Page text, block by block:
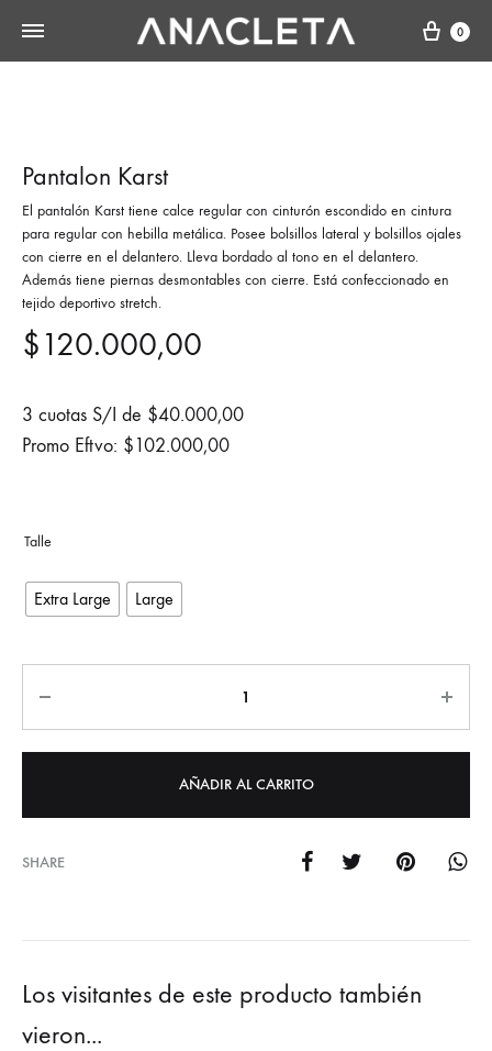
Cart
0
Pantalon Karst
El pantalón Karst tiene calce regular con cinturón escondido en cintura
para regular con hebilla metálica. Posee bolsillos lateral y bolsillos ojales
con cierre en el delantero. Lleva bordado al tono en el delantero.
Además tiene piernas desmontables con cierre. Está confeccionado en
tejido deportivo stretch.
$120.000,00
3 cuotas S/I de $40.000,00
Promo Eftvo: $102.000,00
Extra Large Large
AÑADIR AL CARRITO
SHARE
Los visitantes de este producto también
vieron...